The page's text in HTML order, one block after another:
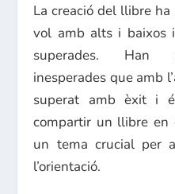
La creació del llibre
vol amb alts i baixos
superades. Han
inesperades que amb
superat amb èxit i
compartir un llibre en
un tema crucial per
l’orientació.